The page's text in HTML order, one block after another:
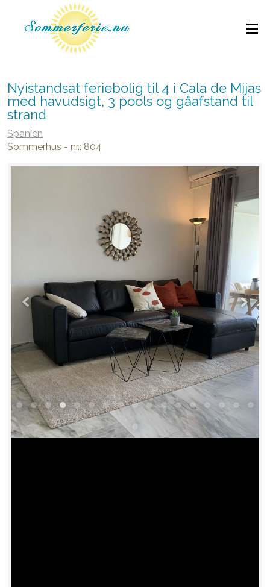
Nyistandsat feriebolig til 4 i Cala de Mijas
med havudsigt, 3 pools og gåafstand til
strand
Spanien
Sommerhus - nr.: 804